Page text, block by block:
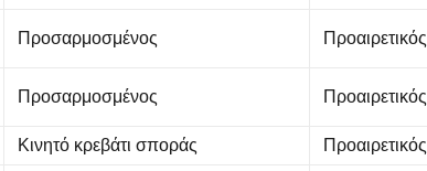
Προσαρμοσμένος Προαιρετικός
Προσαρμοσμένος Προαιρετικός
Κινητό κρεβάτι σποράς Προαιρετικός